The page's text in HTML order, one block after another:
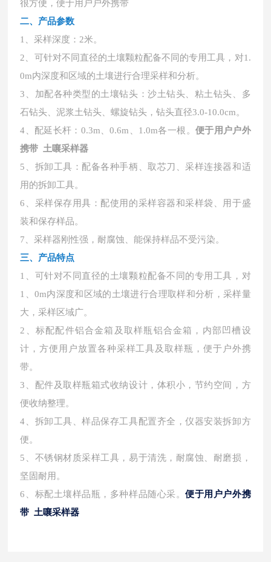
很方便，便于用户户外携带
二、 产品参数
1、采样深度：2米。
2、可针对不同直径的土壤颗粒配备不同的专用工具，对1.
0m内深度和区域的土壤进行合理采样和分析。
3、加配各种类型的土壤钻头：沙土钻头、粘土钻头、多
石钻头、泥浆土钻头、螺旋钻头，钻头直径3.0-10.0cm。
4、配延长杆：0.3m、0.6m、1.0m各一根。 便于用户户外
携带 土嚷采样器
5、拆卸工具：配备各种手柄、取芯刀、采样连接器和适
用的拆卸工具。
6、采样保存用具：配使用的采样容器和采样袋、用于盛
装和保存样品。
7、采样器刚性强，耐腐蚀、能保持样品不受污染。
三、产品特点
1、可针对不同直径的土壤颗粒配备不同的专用工具，对
1、0m内深度和区域的土壤进行合理取样和分析，采样量
大，采样区域广。
2、标配配件铝合金箱及取样瓶铝合金箱，内部凹槽设
计，方便用户放置各种采样工具及取样瓶，便于户外携
带。
3、配件及取样瓶箱式收纳设计，体积小，节约空间，方
便收纳整理。
4、拆卸工具、样品保存工具配置齐全，仪器安装拆卸方
便。
5、不锈钢材质采样工具，易于清洗，耐腐蚀、耐磨损，
坚固耐用。
6、标配土壤样品瓶，多种样品随心采。便于用户户外携
带 土嚷采样器